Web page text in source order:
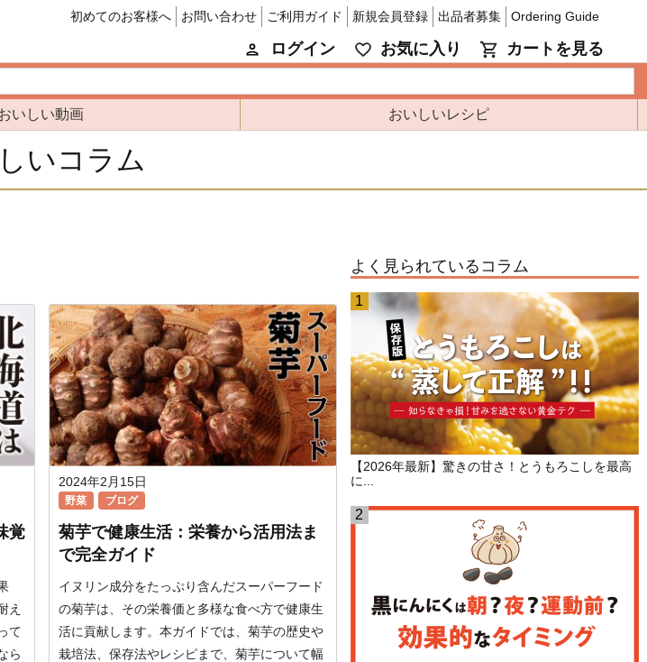
初めてのお客様へ お問い合わせ ご利用ガイド 新規会員登録 出品者募集 Ordering Guide
ログイン お気に入り カートを見る
いしい動画 おいしいレシピ
いコラム
覚
え
て
ら
2024年2月15日
野菜 ブログ
菊芋で健康生活：栄養から活用法ま
で完全ガイド
イヌリン成分をたっぷり含んだスーパーフード
の菊芋は、その栄養価と多様な食べ方で健康生
活に貢献します。本ガイドでは、菊芋の歴史や
栽培法、保存法やレシピまで、菊芋について幅
よく見られているコラム
【2026年最新】驚きの甘さ！とうもろこしを最高
に...